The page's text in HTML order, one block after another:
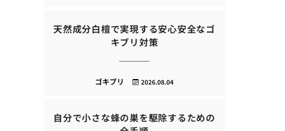
天然成分白檀で実現する安心安全なゴ
キブリ対策
2026.08.04
ゴキブリ
自分で小さな蜂の巣を駆除するための